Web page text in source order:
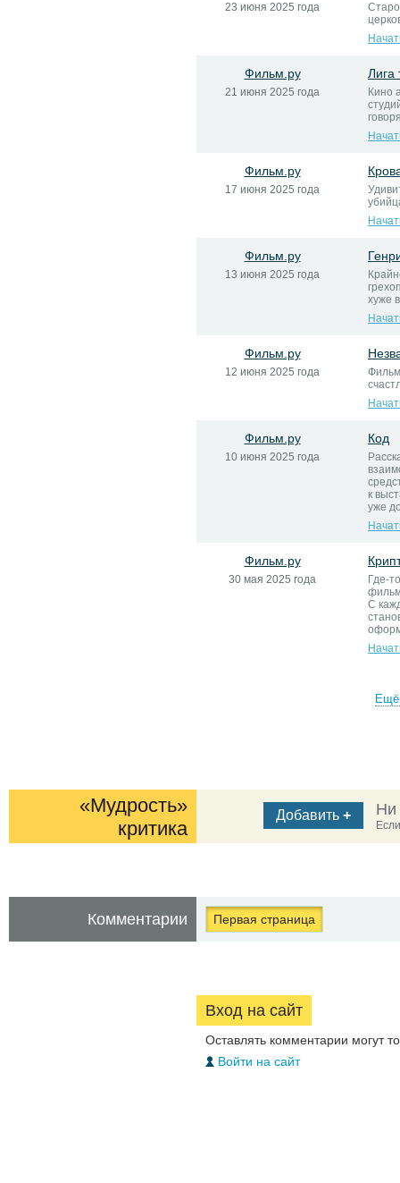
23 июня 2025 года
Фильм.ру
21 июня 2025 года
Лига
Кино
Фильм.ру
17 июня 2025 года
Фильм.ру
13 июня 2025 года
хуже
Фильм.ру
12 июня 2025 года
Фильм.ру
10 июня 2025 года
Код
к
уже
Фильм.ру
30 мая 2025 года
Где-
С
Ещё
«Мудрость»
критика
Добавить + Ни
Комментарии Первая страница
Вход на сайт
Оставлять комментарии могут
Войти на сайт